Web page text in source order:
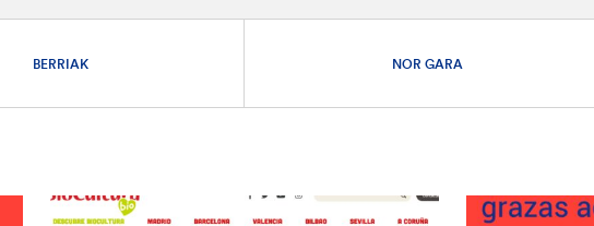
BERRIAK NOR GARA